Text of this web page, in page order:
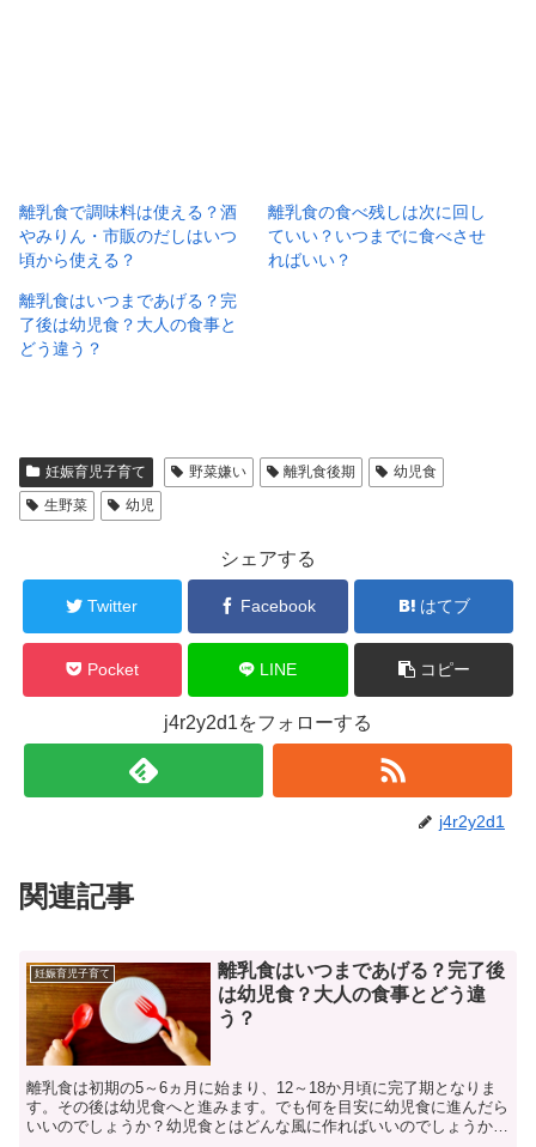
離乳食で調味料は使える？酒
やみりん・市販のだしはいつ
頃から使える？
離乳食の食べ残しは次に回し
ていい？いつまでに食べさせ
ればいい？
離乳食はいつまであげる？完
了後は幼児食？大人の食事と
どう違う？
妊娠育児子育て 野菜嫌い 離乳食後期
幼児食
生野菜
幼児
シェアする
Twitter Facebook はてブ
Pocket LINE コピー
j4r2y2d1をフォローする
j4r2y2d1
関連記事
妊娠育児子育て
離乳食はいつまであげる？完了後
は幼児食？大人の食事とどう違
う？
離乳食は初期の5～6ヵ月に始まり、12～18か月頃に完了期となりま
す。その後は幼児食へと進みます。でも何を目安に幼児食に進んだら
いいのでしょうか？幼児食とはどんな風に作ればいいのでしょうか？